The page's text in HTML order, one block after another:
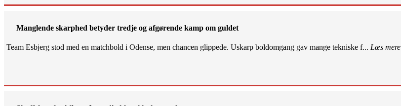
Manglende skarphed betyder tredje og afgørende kamp om guldet
Team Esbjerg stod med en matchbold i Odense, men chancen glippede. Uskarp boldomgang gav mange tekniske f... Læs mere